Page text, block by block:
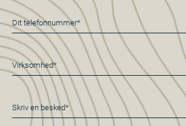
*
Telefon
*
Virksomhed*
*
Besked
*